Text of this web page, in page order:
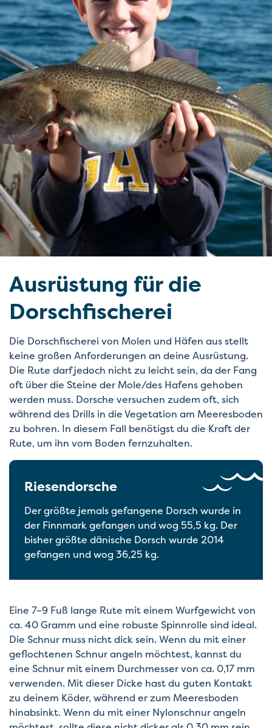
Ausrüstung für die
Dorschfischerei
Die Dorschfischerei von Molen und Häfen aus stellt
keine großen Anforderungen an deine Ausrüstung.
Die Rute darf jedoch nicht zu leicht sein, da der Fang
oft über die Steine der Mole/des Hafens gehoben
werden muss. Dorsche versuchen zudem oft, sich
während des Drills in die Vegetation am Meeresboden
zu bohren. In diesem Fall benötigst du die Kraft der
Rute, um ihn vom Boden fernzuhalten.
Riesendorsche
Der größte jemals gefangene Dorsch wurde in
der Finnmark gefangen und wog 55,5 kg. Der
bisher größte dänische Dorsch wurde 2014
gefangen und wog 36,25 kg.
Eine 7–9 Fuß lange Rute mit einem Wurfgewicht von
ca. 40 Gramm und eine robuste Spinnrolle sind ideal.
Die Schnur muss nicht dick sein. Wenn du mit einer
geflochtenen Schnur angeln möchtest, kannst du
eine Schnur mit einem Durchmesser von ca. 0,17 mm
verwenden. Mit dieser Dicke hast du guten Kontakt
zu deinem Köder, während er zum Meeresboden
hinabsinkt. Wenn du mit einer Nylonschnur angeln